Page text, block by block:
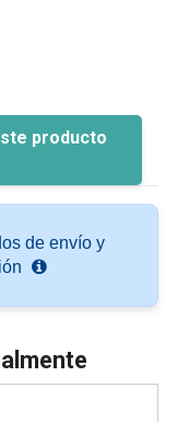
producto
de envío y